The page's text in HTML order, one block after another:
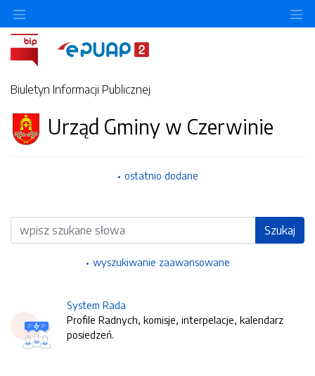
Biuletyn Informacji Publicznej
Urząd Gminy w Czerwinie
ostatnio dodane
Wyszukiwarka Szukaj
wyszukiwanie zaawansowane
System Rada
Profile Radnych, komisje, interpelacje, kalendarz
posiedzeń.